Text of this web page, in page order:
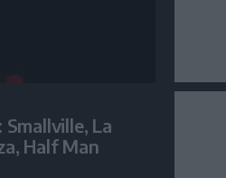
Smallville, La
Half Man